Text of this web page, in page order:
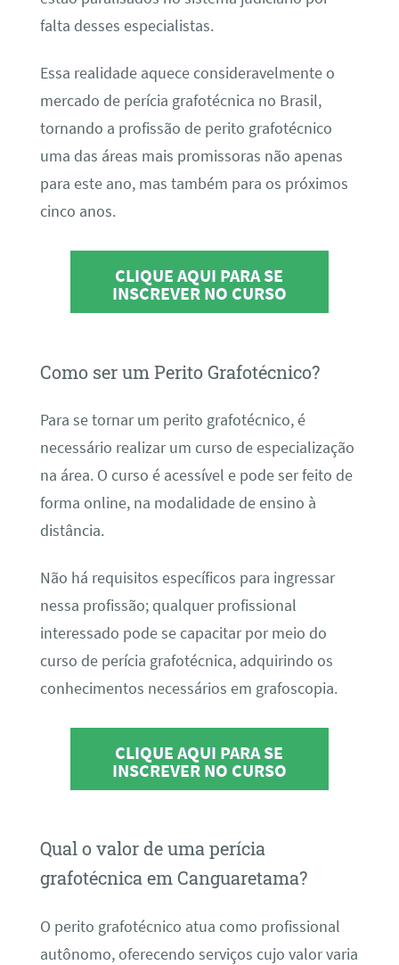
falta desses especialistas.
Essa realidade aquece consideravelmente o
mercado de perícia grafotécnica no Brasil,
tornando a profissão de perito grafotécnico
uma das áreas mais promissoras não apenas
para este ano, mas também para os próximos
cinco anos.
CLIQUE AQUI PARA SE
INSCREVER NO CURSO
Como ser um Perito Grafotécnico?
Para se tornar um perito grafotécnico, é
necessário realizar um curso de especialização
na área. O curso é acessível e pode ser feito de
forma online, na modalidade de ensino à
distância.
Não há requisitos específicos para ingressar
nessa profissão; qualquer profissional
interessado pode se capacitar por meio do
curso de perícia grafotécnica, adquirindo os
conhecimentos necessários em grafoscopia.
CLIQUE AQUI PARA SE
INSCREVER NO CURSO
Qual o valor de uma perícia
grafotécnica em Canguaretama?
O perito grafotécnico atua como profissional
autônomo, oferecendo serviços cujo valor varia